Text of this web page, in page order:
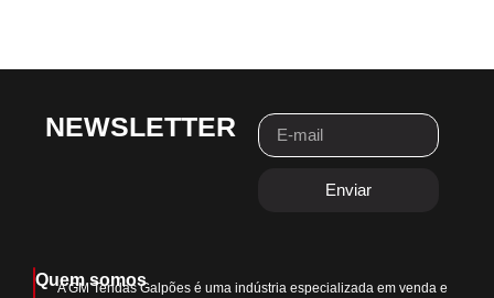
NEWSLETTER
Enviar
Quem somos
A GM Tendas Galpões é uma indústria especializada em venda e